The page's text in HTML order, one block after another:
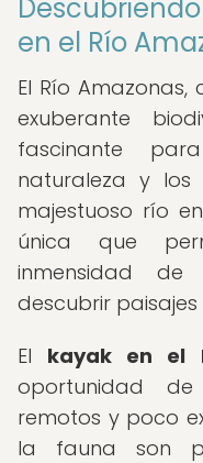
en el Río
El Río
exuberante
fascinante
naturaleza y los
majestuoso río
única que
inmensidad
descubrir
El kayak en el
oportunidad
remotos y poco
la fauna son